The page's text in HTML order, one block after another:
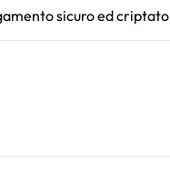
sicuro ed criptato